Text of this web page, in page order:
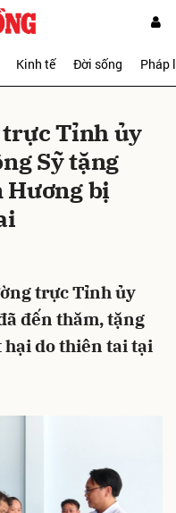
Kinh tế Đời sống Pháp
trực Tỉnh ủy
Sỹ tặng
Hương bị
trực Tỉnh ủy
đến thăm, tặng
hại do thiên tai tại